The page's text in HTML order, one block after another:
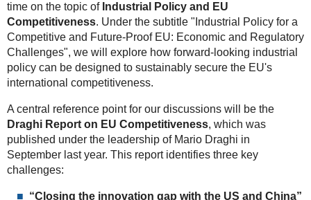
time on the topic of Industrial Policy and EU
Competitiveness. Under the subtitle "Industrial Policy for a
Competitive and Future-Proof EU: Economic and Regulatory
Challenges", we will explore how forward-looking industrial
policy can be designed to sustainably secure the EU's
international competitiveness.
A central reference point for our discussions will be the
Draghi Report on EU Competitiveness, which was
published under the leadership of Mario Draghi in
September last year. This report identifies three key
challenges:
“Closing the innovation gap with the US and China”